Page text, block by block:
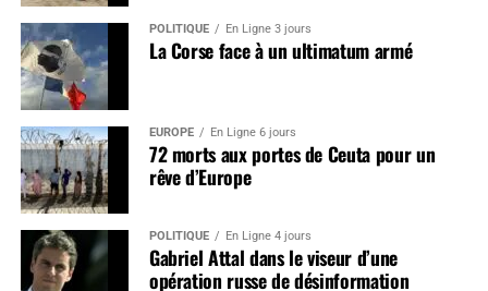
POLITIQUE En Ligne 3 jours
La Corse face à un ultimatum armé
EUROPE En Ligne 6 jours
72 morts aux portes de Ceuta pour un
rêve d’Europe
POLITIQUE En Ligne 4 jours
Gabriel Attal dans le viseur d’une
opération russe de désinformation